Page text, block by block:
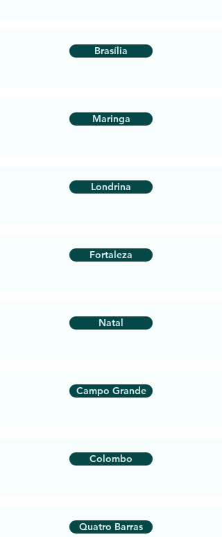
Brasília
Maringa
Londrina
Fortaleza
Natal
Campo Grande
Colombo
Quatro Barras